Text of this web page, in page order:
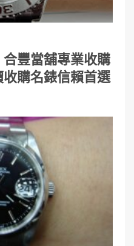
豐當舖專業收購
購名錶信賴首選